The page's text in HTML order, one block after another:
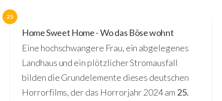
25
Home Sweet Home - Wo das Böse wohnt
Eine hochschwangere Frau, ein abgelegenes
Landhaus und ein plötzlicher Stromausfall
bilden die Grundelemente dieses deutschen
Horrorfilms, der das Horrorjahr 2024 am 25.